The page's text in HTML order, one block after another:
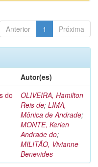
Anterior 1 Próxima
Autor(es)
do
OLIVEIRA, Hamilton
Reis de; LIMA,
Mônica de Andrade;
MONTE, Kerlen
Andrade do;
MILITÃO, Vivianne
Benevides